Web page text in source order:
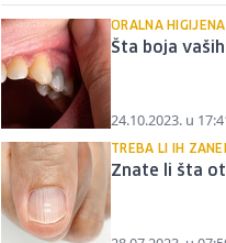
ORALNA HIGIJENA
Šta boja
24.10.2023. u
TREBA LI IH
Znate li šta